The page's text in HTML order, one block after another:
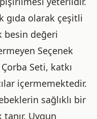
gıda olarak çeşitli
besin değeri
Seçenek
Seti, katkı
içermemektedir.
sağlıklı bir
Uygun